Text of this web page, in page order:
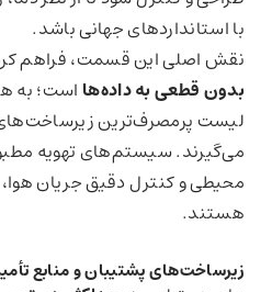
با استانداردهای جهانی باشد.
نقش اصلی این قسمت، فراهم
بدون قطعی به داده‌ها است؛ به
لیست پرمصرف‌ترین زیرساخت‌های
می‌گیرند. سیستم‌های تهویه
محیطی و کنترل دقیق جریان
هستند.
زیرساخت‌های پشتیبان و منابع